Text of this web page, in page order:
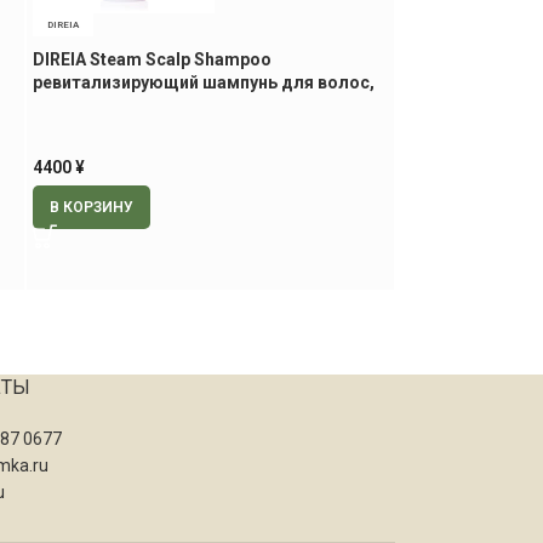
DIREIA
DIREIA Steam Scalp Shampoo
ревитализирующий шампунь для волос,
4400¥
В КОРЗИНУ
0677